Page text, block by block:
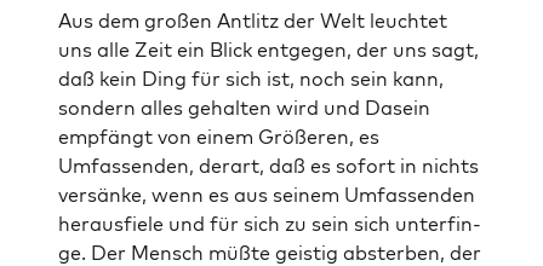
Aus dem großen Antlitz der Welt leuchtet
uns alle Zeit ein Blick ent­ge­gen, der uns sagt,
daß kein Ding für sich ist, noch sein kann,
son­dern alles gehal­ten wird und Dasein
empfängt von einem Größeren, es
Umfassenden, der­art, daß es sofort in nichts
ver­sänke, wenn es aus seinem Umfassenden
her­aus­fiele und für sich zu sein sich unterfin­
ge. Der Men­sch müßte geistig abster­ben, der